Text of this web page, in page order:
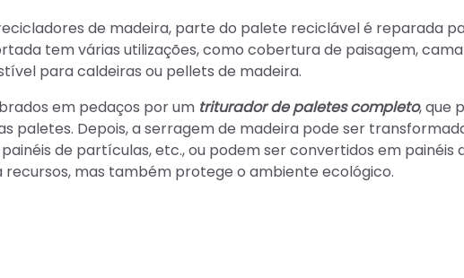
de madeira, parte do palete reciclável é reparada
tem várias utilizações, como cobertura de paisagem,
para caldeiras ou pellets de madeira.
em pedaços por um triturador de paletes completo, que
paletes. Depois, a serragem de madeira pode ser
de partículas, etc., ou podem ser convertidos em painéis
recursos, mas também protege o ambiente ecológico.